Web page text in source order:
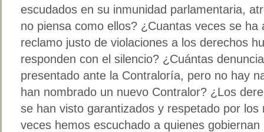
escudados en su inmunidad parlamentaria,
no piensa como ellos? ¿Cuantas veces se ha
reclamo justo de violaciones a los derechos
responden con el silencio? ¿Cuántas
presentado ante la Contraloría, pero no hay
han nombrado un nuevo Contralor? ¿Los
se han visto garantizados y respetado por
veces hemos escuchado a quienes